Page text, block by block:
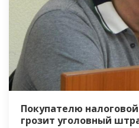
Покупателю
грозит уголовный